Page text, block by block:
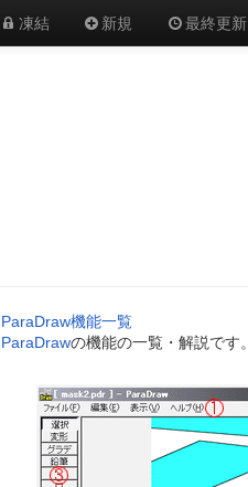
凍結 新規 最終更新
ParaDraw機能一覧
ParaDrawの機能の一覧・解説です。